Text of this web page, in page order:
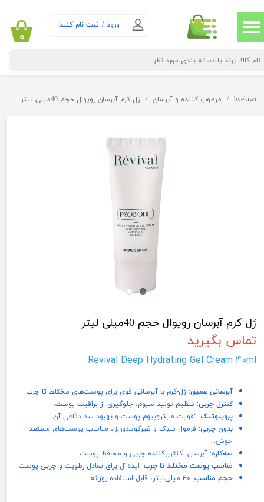
ورود / ثبت نام کنید
حساب کاربری من
خروج از حساب کاربری
۰
byekiwi مرطوب کننده و آبرسان ژل کرم آبرسان رویوال حجم 40میلی لیتر
ژل کرم آبرسان رویوال حجم 40میلی لیتر
تماس بگیرید
Revival Deep Hydrating Gel Cream 40ml
آبرسانی عمیق: ژل-کرم با آبرسانی قوی برای پوست‌های مختلط تا چرب.
کنترل چربی: تنظیم تولید سبوم، جلوگیری از براقیت پوست.
پروبیوتیک: تقویت میکروبیوم پوست و بهبود سد دفاعی آن.
بدون چربی: فرمول سبک و غیرکومدون‌زا، مناسب پوست‌های مستعد
جوش.
سه‌کاره: آبرسان، کنترل‌کننده چربی و محافظ پوست.
مناسب پوست مختلط تا چرب: ایده‌آل برای تعادل رطوبت و چربی پوست.
حجم مناسب: 40 میلی‌لیتر، قابل استفاده روزانه.